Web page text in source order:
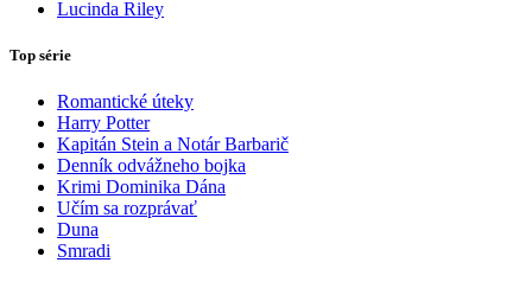
Lucinda Riley
Top série
Romantické úteky
Harry Potter
Kapitán Stein a Notár Barbarič
Denník odvážneho bojka
Krimi Dominika Dána
Učím sa rozprávať
Duna
Smradi